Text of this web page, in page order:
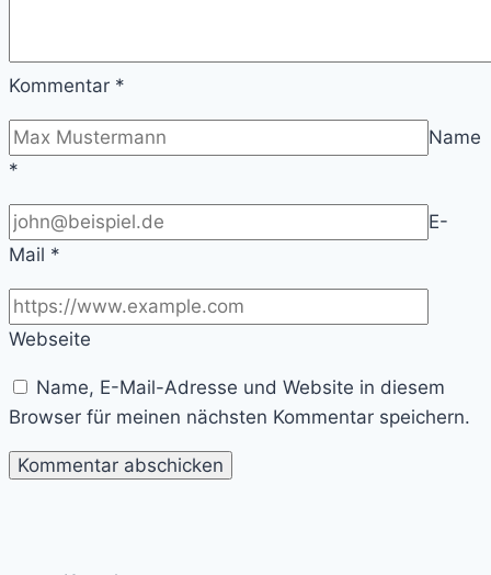
Kommentar *
Name
*
E-
Mail *
Webseite
Name, E-Mail-Adresse und Website in diesem
Browser für meinen nächsten Kommentar speichern.